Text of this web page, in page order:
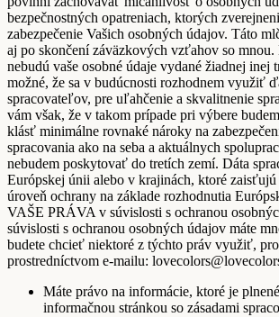
bezpečnostných opatreniach, ktorých
zabezpečenie Vašich osobných údajov. Táto
aj po skončení záväzkových vzťahov so mnou.
nebudú vaše osobné údaje vydané žiadnej inej
možné, že sa v budúcnosti rozhodnem využiť
spracovateľov, pre uľahčenie a skvalitnenie
vám však, že v takom prípade pri výbere
klásť minimálne rovnaké nároky na
spracovania ako na seba a aktuálnych
nebudem poskytovať do tretích zemí. Dáta
Európskej únii alebo v krajinách, ktoré zaisťujú
úroveň ochrany na základe rozhodnutia
VAŠE PRÁVA v súvislosti s ochranou
súvislosti s ochranou osobných údajov máte
budete chcieť niektoré z týchto práv využiť,
prostredníctvom e-mailu:
Máte právo na informácie, ktoré je
informačnou stránkou so zásadami